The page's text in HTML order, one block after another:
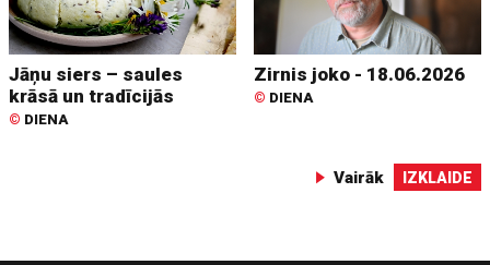
Jāņu siers – saules
krāsā un tradīcijās
© DIENA
Zirnis joko - 18.06.2026
© DIENA
Vairāk IZKLAIDE